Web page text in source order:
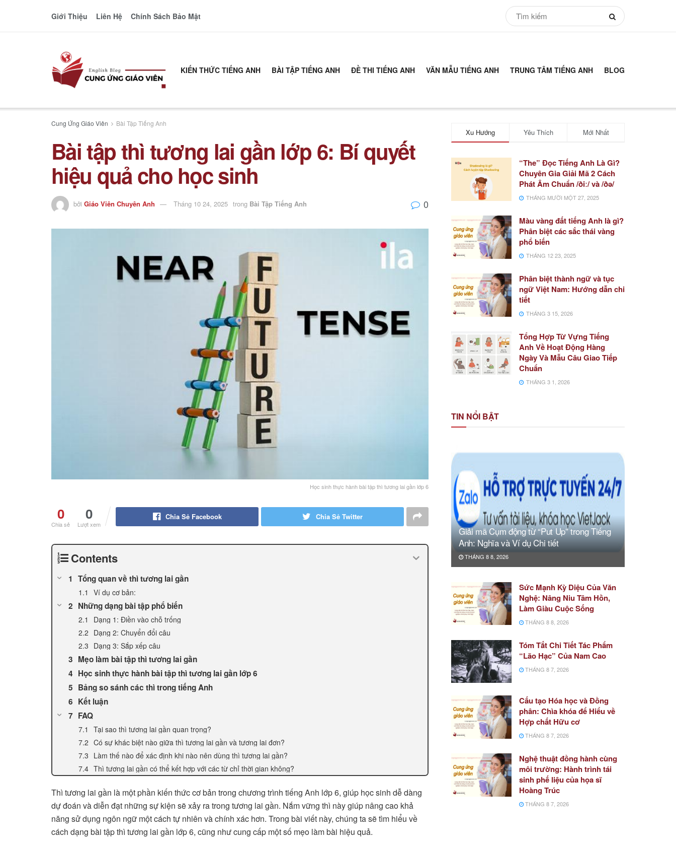
Giới Thiệu Liên Hệ Chính Sách Bảo Mật
KIẾN THỨC TIẾNG ANH BÀI TẬP TIẾNG ANH ĐỀ THI TIẾNG ANH VĂN MẪU TIẾNG ANH TRUNG TÂM TIẾNG ANH BLOG
Cung Ứng Giáo Viên Bài Tập Tiếng Anh
Bài tập thì tương lai gần lớp 6: Bí quyết
hiệu quả cho học sinh
bởi Giáo Viên Chuyên Anh Tháng 10 24, 2025 trong Bài Tập Tiếng Anh 0
Học sinh thực hành bài tập thì tương lai gần lớp 6
0
Chia sẻ
0
Lượt xem
Chia Sẻ Facebook Chia Sẻ Twitter
Contents
Tổng quan về thì tương lai gần
Ví dụ cơ bản:
Những dạng bài tập phổ biến
Dạng 1: Điền vào chỗ trống
Dạng 2: Chuyển đổi câu
Dạng 3: Sắp xếp câu
Mẹo làm bài tập thì tương lai gần
Học sinh thực hành bài tập thì tương lai gần lớp 6
Bảng so sánh các thì trong tiếng Anh
Kết luận
FAQ
Tại sao thì tương lai gần quan trọng?
Có sự khác biệt nào giữa thì tương lai gần và tương lai đơn?
Làm thế nào để xác định khi nào nên dùng thì tương lai gần?
Thì tương lai gần có thể kết hợp với các từ chỉ thời gian không?
Thì tương lai gần là một phần kiến thức cơ bản trong chương trình tiếng Anh lớp 6, giúp học sinh dễ dàng
dự đoán và diễn đạt những sự kiện sẽ xảy ra trong tương lai gần. Nắm vững thì này giúp nâng cao khả
năng sử dụng ngôn ngữ một cách tự nhiên và chính xác hơn. Trong bài viết này, chúng ta sẽ tìm hiểu về
cách dạng bài tập thì tương lai gần lớp 6, cũng như cung cấp một số mẹo làm bài hiệu quả.
Xu Hướng Yêu Thích Mới Nhất
“The” Đọc Tiếng Anh Là Gì?
Chuyên Gia Giải Mã 2 Cách
Phát Âm Chuẩn /ðiː/ và /ðə/
THÁNG MƯỜI MỘT 27, 2025
Màu vàng đất tiếng Anh là gì?
Phân biệt các sắc thái vàng
phổ biến
THÁNG 12 23, 2025
Phân biệt thành ngữ và tục
ngữ Việt Nam: Hướng dẫn chi
tiết
THÁNG 3 15, 2026
Tổng Hợp Từ Vựng Tiếng
Anh Về Hoạt Động Hàng
Ngày Và Mẫu Câu Giao Tiếp
Chuẩn
THÁNG 3 1, 2026
TIN NỔI BẬT
Giải mã Cụm động từ “Put Up” trong Tiếng
Anh: Nghĩa và Ví dụ Chi tiết
THÁNG 8 8, 2026
Sức Mạnh Kỳ Diệu Của Văn
Nghệ: Nâng Niu Tâm Hồn,
Làm Giàu Cuộc Sống
THÁNG 8 8, 2026
Tóm Tắt Chi Tiết Tác Phẩm
“Lão Hạc” Của Nam Cao
THÁNG 8 7, 2026
Cấu tạo Hóa học và Đồng
phân: Chìa khóa để Hiểu về
Hợp chất Hữu cơ
THÁNG 8 7, 2026
Nghệ thuật đồng hành cùng
môi trường: Hành trình tái
sinh phế liệu của họa sĩ
Hoàng Trúc
THÁNG 8 7, 2026